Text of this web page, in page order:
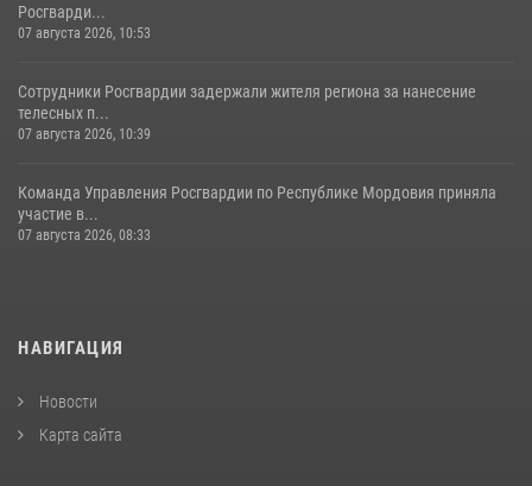
Росгварди...
07 августа 2026, 10:53
Сотрудники Росгвардии задержали жителя региона за нанесение
телесных п...
07 августа 2026, 10:39
Команда Управления Росгвардии по Республике Мордовия приняла
участие в...
07 августа 2026, 08:33
НАВИГАЦИЯ
Новости
Карта сайта